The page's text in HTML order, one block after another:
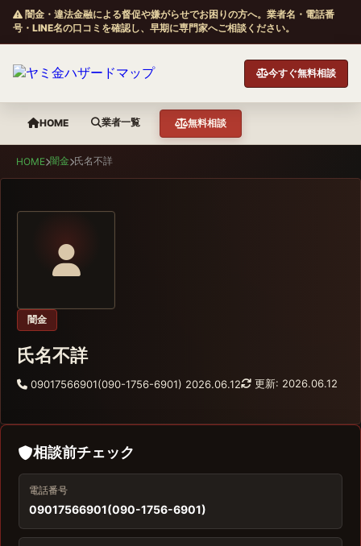
闇金・違法金融による督促や嫌がらせでお困りの方へ。業者名・電話番
号・LINE名の口コミを確認し、早期に専門家へご相談ください。
今すぐ無料相談
HOME 業者一覧 無料相談
HOME 闇金 氏名不詳
闇金
氏名不詳
09017566901(090-1756-6901) 2026.06.12 更新: 2026.06.12
相談前チェック
電話番号
09017566901(090-1756-6901)